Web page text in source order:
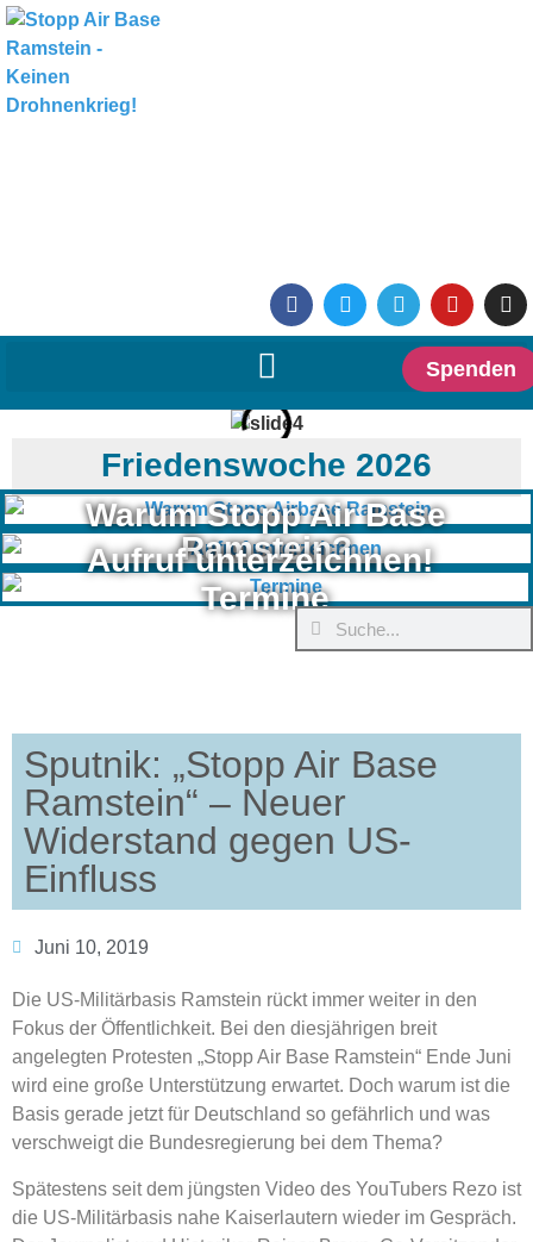
Spenden
Friedenswoche 2026
Warum Stopp Air Base
Ramstein?
Aufruf unterzeichnen!
Termine
Sputnik: „Stopp Air Base
Ramstein“ – Neuer
Widerstand gegen US-
Einfluss
Juni 10, 2019
Die US-Militärbasis Ramstein rückt immer weiter in den
Fokus der Öffentlichkeit. Bei den diesjährigen breit
angelegten Protesten „Stopp Air Base Ramstein“ Ende Juni
wird eine große Unterstützung erwartet. Doch warum ist die
Basis gerade jetzt für Deutschland so gefährlich und was
verschweigt die Bundesregierung bei dem Thema?
Spätestens seit dem jüngsten Video des YouTubers Rezo ist
die US-Militärbasis nahe Kaiserlautern wieder im Gespräch.